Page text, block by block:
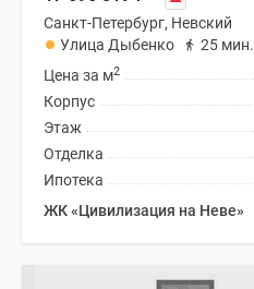
Санкт-Петербург, Невский
Улица Дыбенко
25 мин.
Цена за м2
Корпус
Этаж
Отделка
Ипотека
ЖК «Цивилизация на Неве»